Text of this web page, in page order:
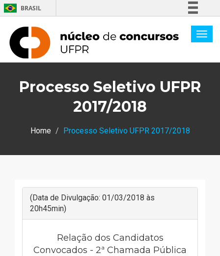
BRASIL
Comunica BR
Legislação
Processo Seletivo UFPR
2017/2018
Home Processo Seletivo UFPR 2017/2018
(Data de Divulgação: 01/03/2018 às
20h45min)
Relação dos Candidatos
Convocados - 2ª Chamada Pública